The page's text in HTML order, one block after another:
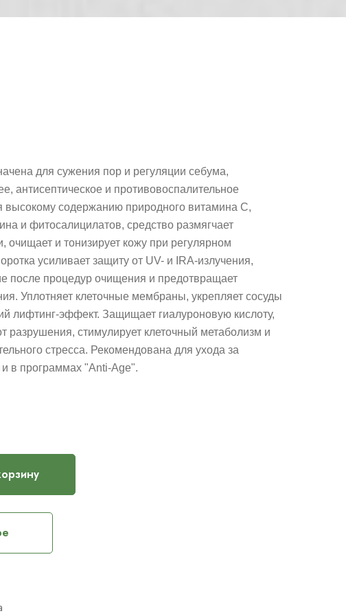
для сужения пор и регуляции себума,
антисептическое и противовоспалительное
высокому содержанию природного витамина С,
и фитосалицилатов, средство размягчает
очищает и тонизирует кожу при регулярном
усиливает защиту от UV- и IRA-излучения,
после процедур очищения и предотвращает
Уплотняет клеточные мембраны, укрепляет сосуды
лифтинг-эффект. Защищает гиалуроновую кислоту,
разрушения, стимулирует клеточный метаболизм и
стресса. Рекомендована для ухода за
в программах "Anti-Age".